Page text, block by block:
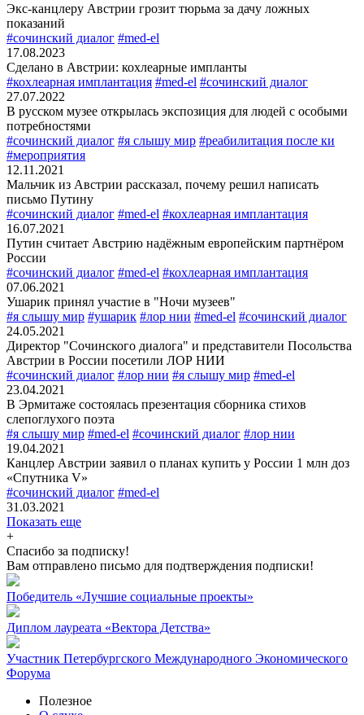
Экс-канцлеру Австрии грозит тюрьма за дачу ложных
показаний
#сочинский диалог #med-el
17.08.2023
Сделано в Австрии: кохлеарные импланты
#кохлеарная имплантация #med-el #сочинский диалог
27.07.2022
В русском музее открылась экспозиция для людей с особыми
потребностями
#сочинский диалог #я слышу мир #реабилитация после ки
#мероприятия
12.11.2021
Мальчик из Австрии рассказал, почему решил написать
письмо Путину
#сочинский диалог #med-el #кохлеарная имплантация
16.07.2021
Путин считает Австрию надёжным европейским партнёром
России
#сочинский диалог #med-el #кохлеарная имплантация
07.06.2021
Ушарик принял участие в "Ночи музеев"
#я слышу мир #ушарик #лор нии #med-el #сочинский диалог
24.05.2021
Директор "Сочинского диалога" и представители Посольства
Австрии в России посетили ЛОР НИИ
#сочинский диалог #лор нии #я слышу мир #med-el
23.04.2021
В Эрмитаже состоялась презентация сборника стихов
слепоглухого поэта
#я слышу мир #med-el #сочинский диалог #лор нии
19.04.2021
Канцлер Австрии заявил о планах купить у России 1 млн доз
«Спутника V»
#сочинский диалог #med-el
31.03.2021
Показать еще
+
Спасибо за подписку!
Вам отправлено письмо для подтверждения подписки!
Победитель «Лучшие социальные проекты»
Диплом лауреата «Вектора Детства»
Участник Петербургского Международного Экономического
Форума
Полезное